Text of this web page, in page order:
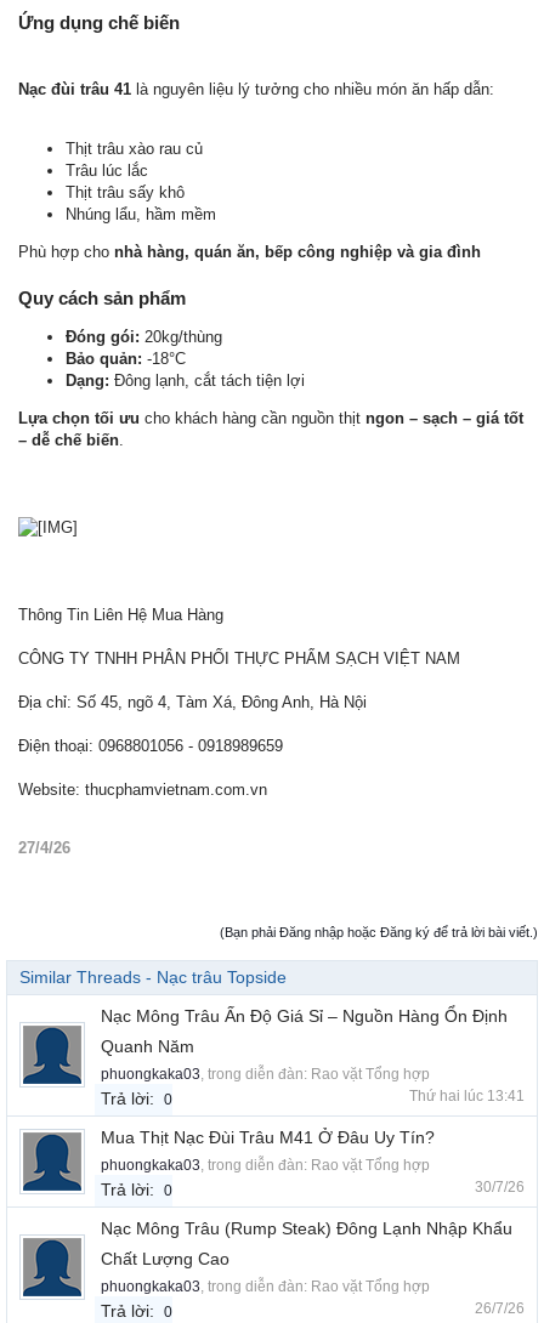
Ứng dụng chế biến
Nạc đùi trâu 41 là nguyên liệu lý tưởng cho nhiều món ăn hấp dẫn:
Thịt trâu xào rau củ
Trâu lúc lắc
Thịt trâu sấy khô
Nhúng lẩu, hầm mềm
Phù hợp cho nhà hàng, quán ăn, bếp công nghiệp và gia đình
Quy cách sản phẩm
Đóng gói: 20kg/thùng
Bảo quản: -18°C
Dạng: Đông lạnh, cắt tách tiện lợi
Lựa chọn tối ưu cho khách hàng cần nguồn thịt ngon – sạch – giá tốt
– dễ chế biến.
Thông Tin Liên Hệ Mua Hàng
CÔNG TY TNHH PHÂN PHỐI THỰC PHẨM SẠCH VIỆT NAM
Địa chỉ: Số 45, ngõ 4, Tàm Xá, Đông Anh, Hà Nội
Điện thoại: 0968801056 - 0918989659
Website: thucphamvietnam.com.vn
27/4/26
(Bạn phải Đăng nhập hoặc Đăng ký để trả lời bài viết.)
Similar Threads - Nạc trâu Topside
Nạc Mông Trâu Ấn Độ Giá Sỉ – Nguồn Hàng Ổn Định
Quanh Năm
phuongkaka03, trong diễn đàn: Rao vặt Tổng hợp
Trả lời: 0 Thứ hai lúc 13:41
Mua Thịt Nạc Đùi Trâu M41 Ở Đâu Uy Tín?
phuongkaka03, trong diễn đàn: Rao vặt Tổng hợp
Trả lời: 0 30/7/26
Nạc Mông Trâu (Rump Steak) Đông Lạnh Nhập Khẩu
Chất Lượng Cao
phuongkaka03, trong diễn đàn: Rao vặt Tổng hợp
Trả lời: 0 26/7/26